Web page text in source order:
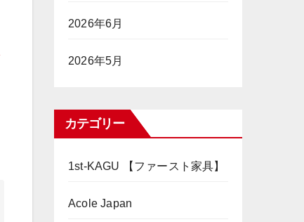
2026年6月
2026年5月
カテゴリー
1st-KAGU 【ファースト家具】
Acole Japan